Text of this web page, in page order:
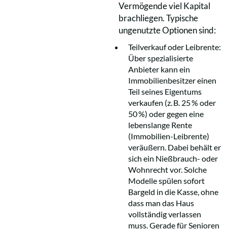
Vermögende viel Kapital
brachliegen. Typische
ungenutzte Optionen sind:
Teilverkauf oder Leibrente:
Über spezialisierte
Anbieter kann ein
Immobilienbesitzer einen
Teil seines Eigentums
verkaufen (z. B. 25 % oder
50 %) oder gegen eine
lebenslange Rente
(Immobilien-Leibrente)
veräußern. Dabei behält er
sich ein Nießbrauch- oder
Wohnrecht vor. Solche
Modelle spülen sofort
Bargeld in die Kasse, ohne
dass man das Haus
vollständig verlassen
muss. Gerade für Senioren